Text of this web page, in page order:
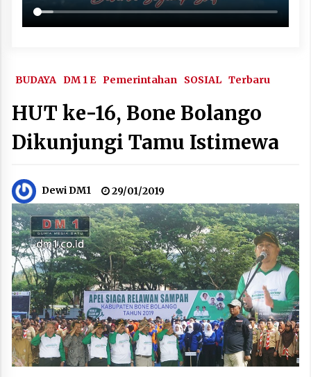
BUDAYA DM 1 E Pemerintahan SOSIAL Terbaru
HUT ke-16, Bone Bolango
Dikunjungi Tamu Istimewa
Dewi DM1 29/01/2019